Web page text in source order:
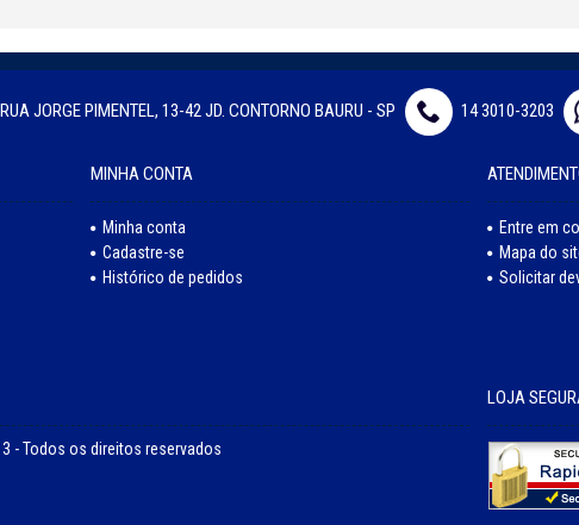
RUA JORGE PIMENTEL, 13-42 JD. CONTORNO BAURU - SP 14 3010-3203
MINHA CONTA
Minha conta
Cadastre-se
Histórico de pedidos
Entre em
Mapa do
Solicitar
- Todos os direitos reservados
LOJA